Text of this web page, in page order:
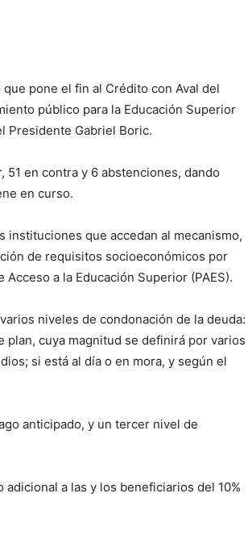
pone el fin al Crédito con Aval del
público para la Educación Superior
Presidente Gabriel Boric.
51 en contra y 6 abstenciones, dando
en curso.
que accedan al mecanismo,
de requisitos socioeconómicos por
a la Educación Superior (PAES).
niveles de condonación de la deuda:
plan, cuya magnitud se definirá por varios
si está al día o en mora, y según el
anticipado, y un tercer nivel de
a las y los beneficiarios del 10%